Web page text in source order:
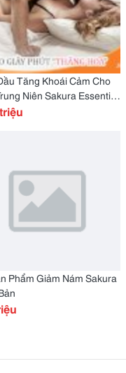
Tăng Khoái Cảm Cho
Niên Sakura Essential
Love Oil Fat
Phẩm Giảm Nám Sakura